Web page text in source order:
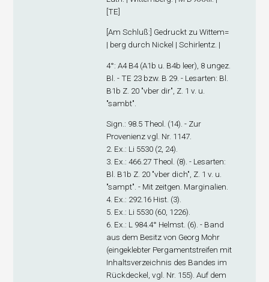
[TE]
[Am Schluß:] Gedruckt zu Wittem=
| berg durch Nickel | Schirlentz. |
4°: A4B4(A1b u. B4b leer), 8 ungez.
Bl. - TE 23 bzw. B 29. - Lesarten: Bl.
B1b Z. 20 "vber dir", Z. 1 v. u.
"sambt".
Sign.: 98.5 Theol. (14). - Zur
Provenienz vgl. Nr. 1147.
2. Ex.: Li 5530 (2, 24).
3. Ex.: 466.27 Theol. (8). - Lesarten:
Bl. B1b Z. 20 "vber dich", Z. 1 v. u.
"sampt". - Mit zeitgen. Marginalien.
4. Ex.: 292.16 Hist. (3).
5. Ex.: Li 5530 (60, 1226).
6. Ex.: L 984.4° Helmst. (6). - Band
aus dem Besitz von Georg Mohr
(eingeklebter Pergamentstreifen mit
Inhaltsverzeichnis des Bandes im
Rückdeckel, vgl. Nr. 155). Auf dem